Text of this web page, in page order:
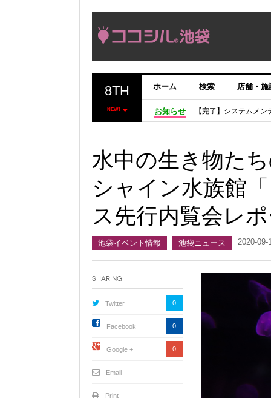
8TH
NEW!
ホーム 検索 店舗・施
お知らせ
【完了】システムメ
【重要：9月5日（火
「いま、困っている
水中の生き物た
シャイン水族館
ス先行内覧会レ
池袋イベント情報 池袋ニュース 2020-09-
Sharing
Twitter 0
Facebook 0
Google + 0
Email
Print